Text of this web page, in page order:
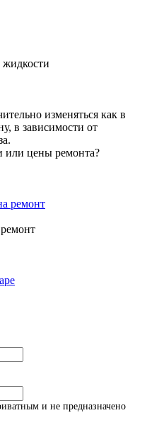
жидкости
изменяться как в
в зависимости от
или цены ремонта?
ремонт
и не предназначено